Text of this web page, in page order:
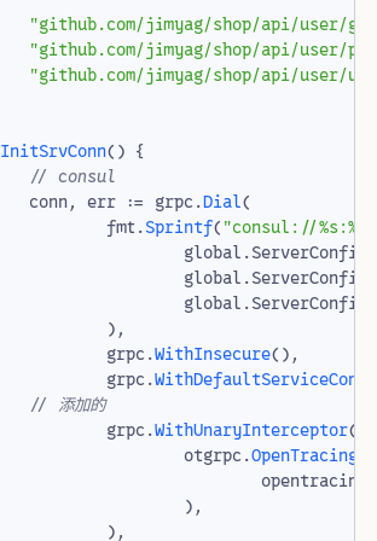
"github.com/jimyag/shop/api/user/
"github.com/jimyag/shop/api/user/
"github.com/jimyag/shop/api/user/
InitSrvConn() {
// consul
conn, err := grpc.Dial(
fmt.Sprintf("consul://
global.ServerConfig
global.ServerConfig
global.ServerConfig
),
grpc.WithInsecure(),
grpc.
// 添加的
grpc.WithUnaryInterceptor(
otgrpc.
opentracing
),
),